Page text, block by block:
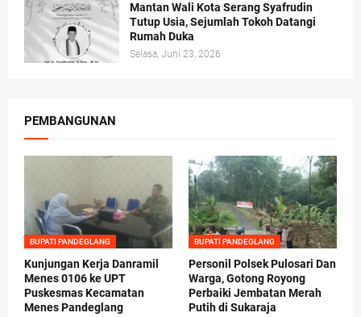
Mantan Wali Kota Serang Syafrudin
Tutup Usia, Sejumlah Tokoh Datangi
Rumah Duka
Selasa, Juni 23, 2026
PEMBANGUNAN
BUPATI PANDEGLANG
Kunjungan Kerja Danramil
Menes 0106 ke UPT
Puskesmas Kecamatan
Menes Pandeglang
BUPATI PANDEGLANG
Personil Polsek Pulosari Dan
Warga, Gotong Royong
Perbaiki Jembatan Merah
Putih di Sukaraja